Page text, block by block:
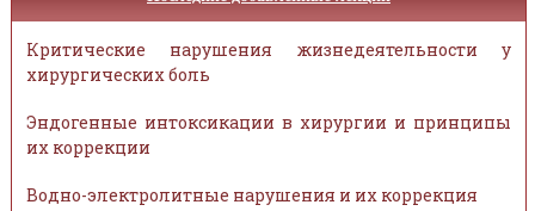
Критические нарушения жизнедеятельности у
хирургических боль
Эндогенные интоксикации в хирургии и принципы
их коррекции
Водно-электролитные нарушения и их коррекция